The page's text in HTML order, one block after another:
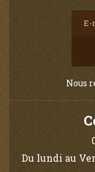
Nous
Du lundi au